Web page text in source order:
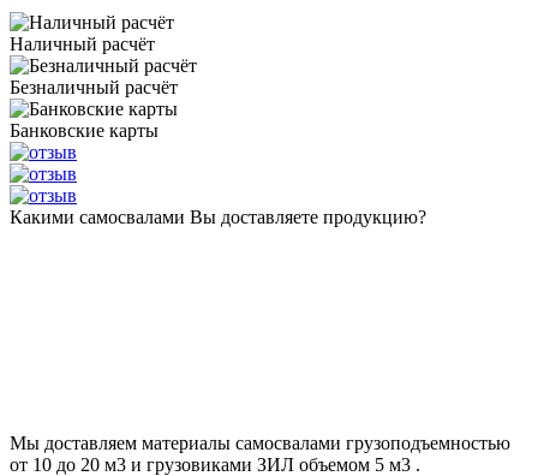
Наличный расчёт
Безналичный расчёт
Банковские карты
Какими самосвалами Вы доставляете продукцию?
Мы доставляем материалы самосвалами грузоподъемностью
от 10 до 20 м3 и грузовиками ЗИЛ объемом 5 м3 .